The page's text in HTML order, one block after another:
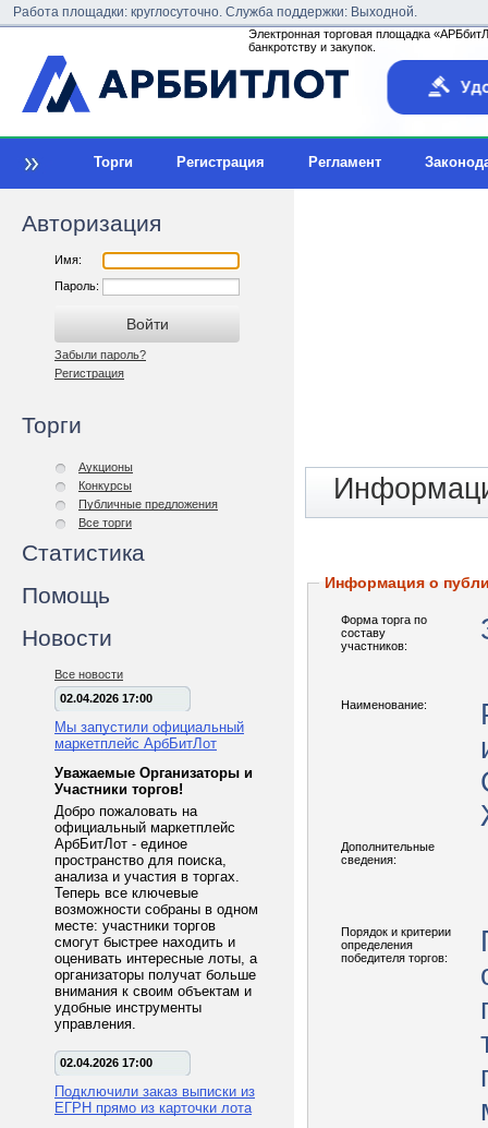
Работа площадки: круглосуточно. Служба поддержки: Выходной.
Электронная торговая площадка
банкротству и закупок.
Торги Регистрация Регламент
Авторизация
Имя:
Пароль:
Забыли пароль?
Регистрация
Торги
Аукционы
Конкурсы
Публичные предложения
Все торги
Статистика
Помощь
Новости
Все новости
02.04.2026 17:00
Мы запустили официальный
маркетплейс АрбБитЛот
Уважаемые Организаторы и
Участники торгов!
Добро пожаловать на
официальный маркетплейс
АрбБитЛот - единое
пространство для поиска,
анализа и участия в торгах.
Теперь все ключевые
возможности собраны в одном
месте: участники торгов
смогут быстрее находить и
оценивать интересные лоты, а
организаторы получат больше
внимания к своим объектам и
удобные инструменты
управления.
02.04.2026 17:00
Подключили заказ выписки из
ЕГРН прямо из карточки лота
Информация о
Форма торга по
составу
участников:
Наименование:
Дополнительные
сведения:
Порядок и критерии
определения
победителя торгов: